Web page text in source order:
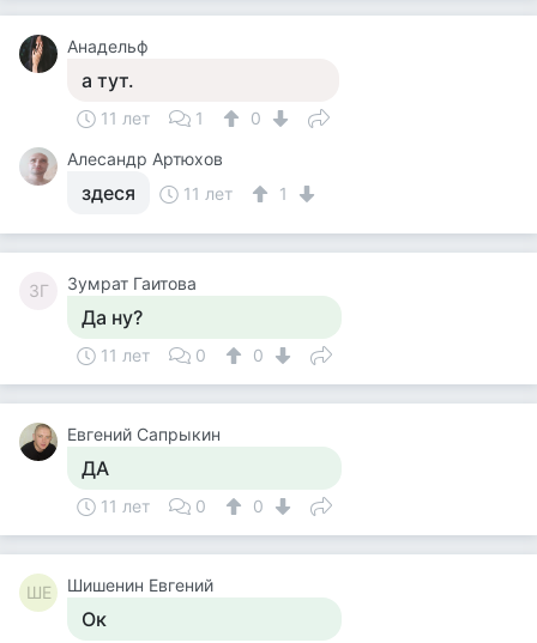
Анадельф
а тут.
11 лет 1
0
Алесандр Артюхов
здеся 11 лет 1
ЗГ Зумрат Гаитова
Да ну?
11 лет 0 0
Евгений Сапрыкин
ДА
11 лет 0 0
ШЕ Шишенин Евгений
Ок